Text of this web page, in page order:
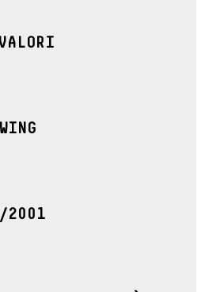
2001